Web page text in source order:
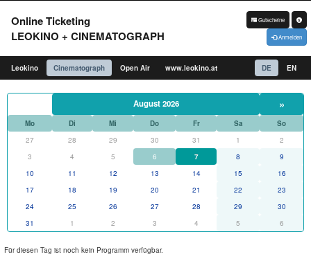
Online Ticketing
LEOKINO + CINEMATOGRAPH
Gutscheine
Anmelden
Leokino Cinematograph Open Air www.leokino.at EN
DE
August 2026 »
Mo Di Mi Do Fr Sa
So
27
28 29 30 31 1
2
3
4 5 6 7 8
9
10
11 12 13 14 15
16
17
18 19 20 21 22
23
24
25 26 27 28 29
30
31
1 2 3 4 5 6
Für diesen Tag ist noch kein Programm verfügbar.